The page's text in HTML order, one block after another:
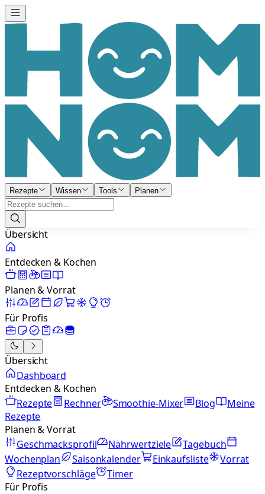
Rezepte Wissen Tools Planen
Übersicht
Entdecken & Kochen
Planen & Vorrat
Für Profis
Übersicht
Dashboard
Entdecken & Kochen
Rezepte
Rechner Smoothie-Mixer Blog
Meine
Rezepte
Planen & Vorrat
Geschmacksprofil
Nährwertziele
Tagebuch
Wochenplan
Saisonkalender Einkaufsliste
Vorrat
Rezeptvorschläge
Timer
Für Profis